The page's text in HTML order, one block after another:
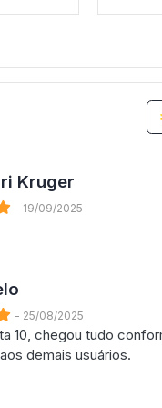
Kruger
- 19/09/2025
- 25/08/2025
10, chegou tudo
demais usuários.